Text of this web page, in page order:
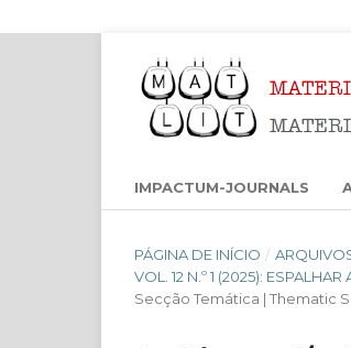
IMPACTUM-JOURNALS
PÁGINA DE INÍCIO /
VOL. 12 N.º 1 (2025):
Secção Temática | Thematic